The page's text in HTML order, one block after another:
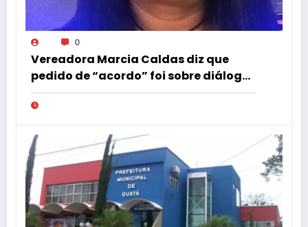
0
Vereadora Marcia Caldas diz que
pedido de “acordo” foi sobre diálogo
institucional